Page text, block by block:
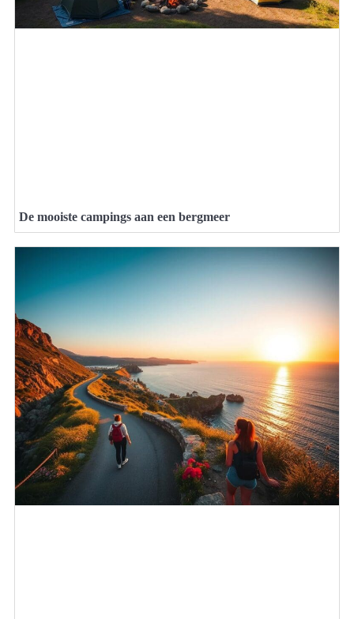
De mooiste campings aan een bergmeer